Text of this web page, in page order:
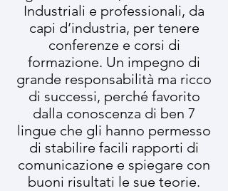
Industriali e professionali, da
capi d’industria, per tenere
conferenze e corsi di
formazione. Un impegno di
grande responsabilità ma ricco
di successi, perché favorito
dalla conoscenza di ben 7
lingue che gli hanno permesso
di stabilire facili rapporti di
comunicazione e spiegare con
buoni risultati le sue teorie.